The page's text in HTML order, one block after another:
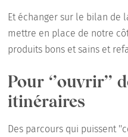
Et échanger sur le bilan de
mettre en place de notre
produits bons et sains et
Pour ‘’ouvrir’’
itinéraires
Des parcours qui puissent